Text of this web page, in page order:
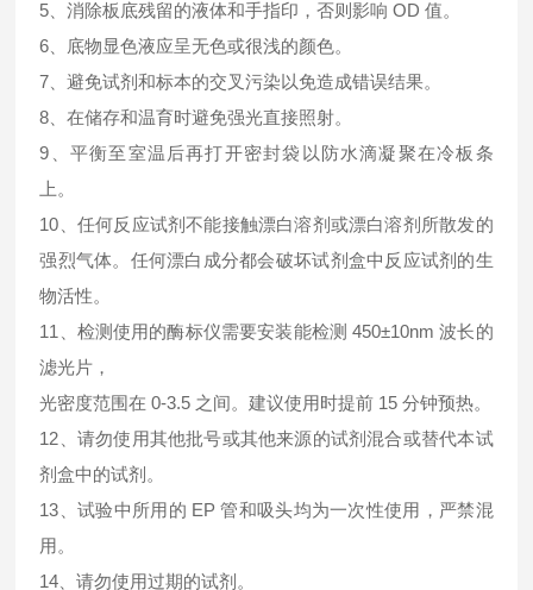
5、消除板底残留的液体和手指印，否则影响 OD 值。
6、底物显色液应呈无色或很浅的颜色。
7、避免试剂和标本的交叉污染以免造成错误结果。
8、在储存和温育时避免强光直接照射。
9、平衡至室温后再打开密封袋以防水滴凝聚在冷板条
上。
10、任何反应试剂不能接触漂白溶剂或漂白溶剂所散发的
强烈气体。任何漂白成分都会破坏试剂盒中反应试剂的生
物活性。
11、检测使用的酶标仪需要安装能检测 450±10nm 波长的
滤光片，
光密度范围在 0-3.5 之间。建议使用时提前 15 分钟预热。
12、请勿使用其他批号或其他来源的试剂混合或替代本试
剂盒中的试剂。
13、试验中所用的 EP 管和吸头均为一次性使用，严禁混
用。
14、请勿使用过期的试剂。